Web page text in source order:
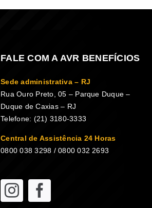
FALE COM A AVR BENEFÍCIOS
Sede administrativa – RJ
Rua Ouro Preto, 05 – Parque Duque –
Duque de Caxias – RJ
Telefone: (21) 3180-3333
Central de Assistência 24 Horas
0800 038 3298 / 0800 032 2693